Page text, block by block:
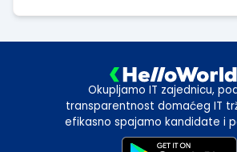
Okupljamo IT zajednicu,
transparentnost domaćeg IT
efikasno spajamo kandidate i